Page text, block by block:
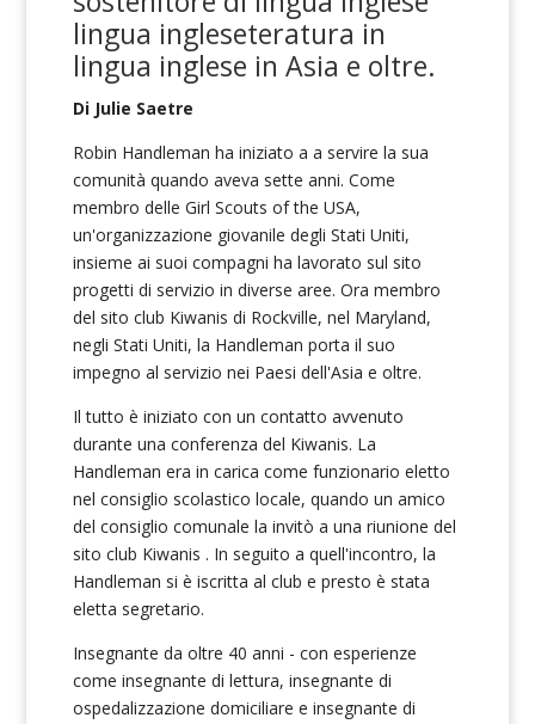
lingua ingleseteratura in
lingua inglese in Asia e oltre.
Di Julie Saetre
Robin Handleman ha iniziato a a servire la sua
comunità quando aveva sette anni. Come
membro delle Girl Scouts of the USA,
un'organizzazione giovanile degli Stati Uniti,
insieme ai suoi compagni ha lavorato sul sito
progetti di servizio in diverse aree. Ora membro
del sito club Kiwanis di Rockville, nel Maryland,
negli Stati Uniti, la Handleman porta il suo
impegno al servizio nei Paesi dell'Asia e oltre.
Il tutto è iniziato con un contatto avvenuto
durante una conferenza del Kiwanis. La
Handleman era in carica come funzionario eletto
nel consiglio scolastico locale, quando un amico
del consiglio comunale la invitò a una riunione del
sito club Kiwanis . In seguito a quell'incontro, la
Handleman si è iscritta al club e presto è stata
eletta segretario.
Insegnante da oltre 40 anni - con esperienze
come insegnante di lettura, insegnante di
ospedalizzazione domiciliare e insegnante di